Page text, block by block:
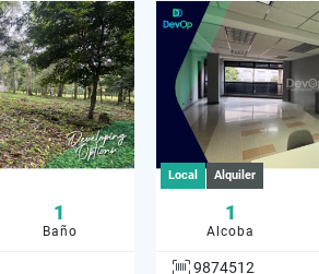
1
Baño
Local Alquiler
1
Alcoba
9874512